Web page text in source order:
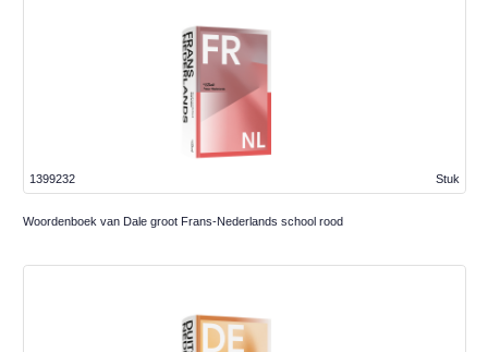
Stuk
1399232
Woordenboek van Dale groot Frans-Nederlands school rood